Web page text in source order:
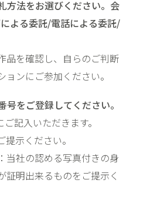
方法をお選びください。会
よる委託/電話による委託/
品を確認し、自らのご判断
ョンにご参加ください。
号をご登録してください。
記入いただきます。
示ください。
当社の認める写真付きの身
証明出来るものをご提示く